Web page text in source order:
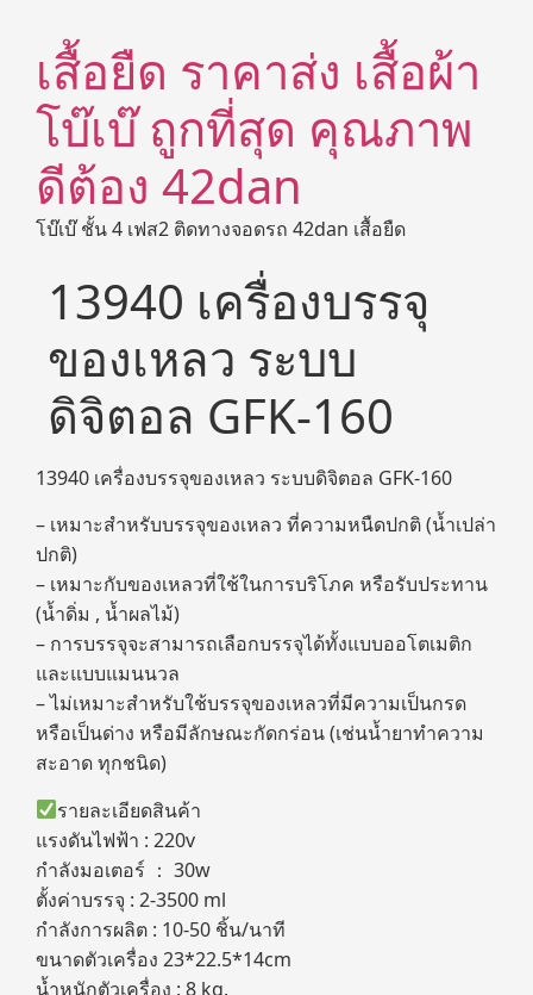
เสื้อยืด ราคาส่ง เสื้อผ้า
โบ๊เบ๊ ถูกที่สุด คุณภาพ
ดีต้อง 42dan
โบ๊เบ๊ ชั้น 4 เฟส2 ติดทางจอดรถ 42dan เสื้อยืด
13940 เครื่องบรรจุ
ของเหลว ระบบ
ดิจิตอล GFK-160
13940 เครื่องบรรจุของเหลว ระบบดิจิตอล GFK-160
– เหมาะสำหรับบรรจุของเหลว ที่ความหนืดปกติ (น้ำเปล่า
ปกติ)
– เหมาะกับของเหลวที่ใช้ในการบริโภค หรือรับประทาน
(น้ำดิ่ม , น้ำผลไม้)
– การบรรจุจะสามารถเลือกบรรจุได้ทั้งแบบออโตเมติก
และแบบแมนนวล
– ไม่เหมาะสำหรับใช้บรรจุของเหลวที่มีความเป็นกรด
หรือเป็นด่าง หรือมีลักษณะกัดกร่อน (เช่นน้ำยาทำความ
สะอาด ทุกชนิด)
รายละเอียดสินค้า
แรงดันไฟฟ้า : 220v
กำลังมอเตอร์ ： 30w
ตั้งค่าบรรจุ : 2-3500 ml
กำลังการผลิต : 10-50 ชิ้น/นาที
ขนาดตัวเครื่อง 23*22.5*14cm
น้ำหนักตัวเครื่อง : 8 kg.